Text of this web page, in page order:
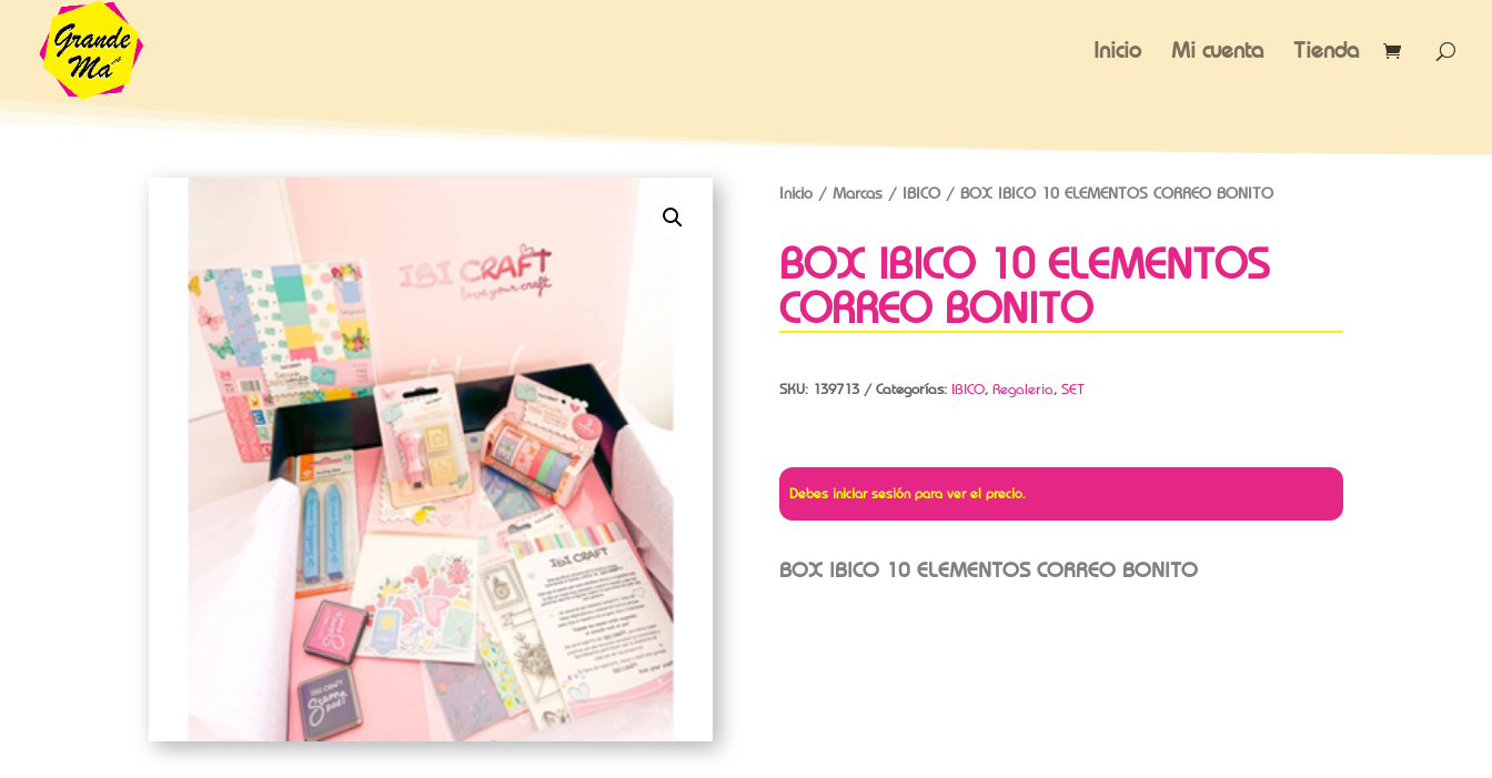
Inicio Mi cuenta Tienda
Inicio/ Marcas/ IBICO/ BOX IBICO 10 ELEMENTOS CORREO BONITO
BOX IBICO 10 ELEMENTOS
CORREO BONITO
SKU: 139713 Categorías: IBICO, Regaleria, SET
Debes iniciar sesión para ver el precio.
BOX IBICO 10 ELEMENTOS CORREO BONITO